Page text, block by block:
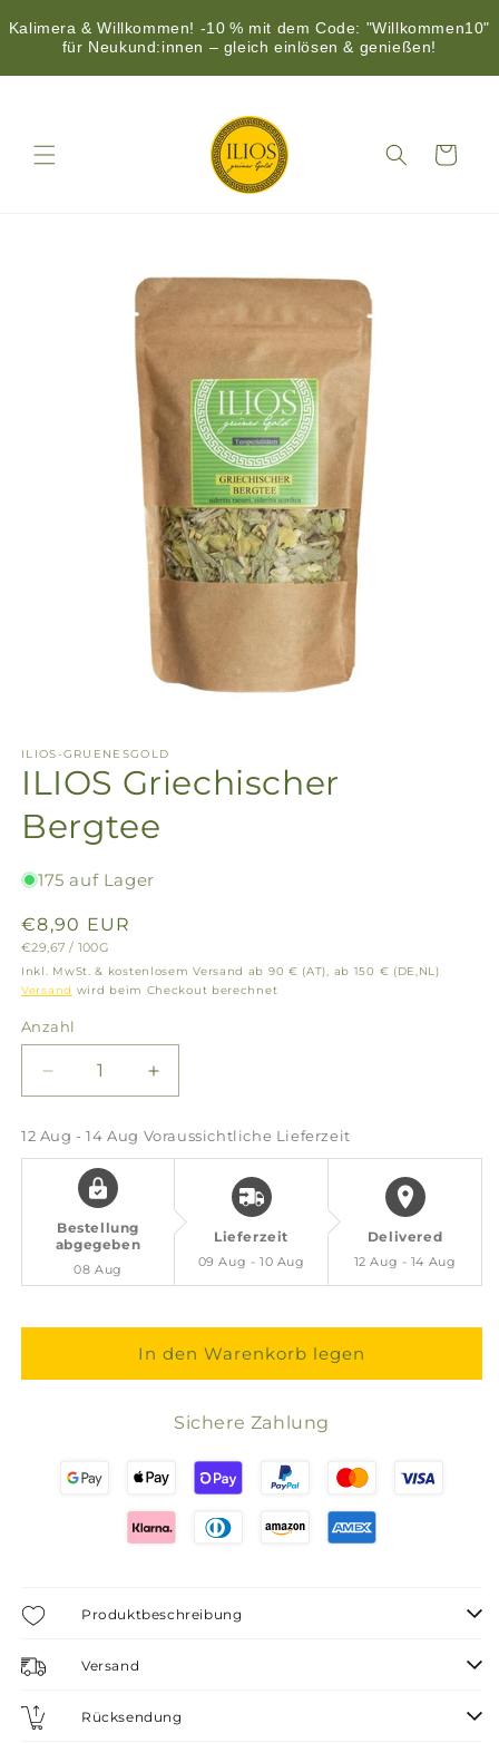
Kalimera & Willkommen! -10 % mit dem Code: "Willkommen10"
für Neukund:innen – gleich einlösen & genießen!
Inhalt
Warenkorb
ILIOS-GRUENESGOLD
ILIOS Griechischer
Bergtee
175 auf Lager
Normaler
Preis
€8,90 EUR
GRUNDPREIS
€29,67 / PRO
100G
Inkl. MwSt. & kostenlosem Versand ab 90 € (AT), ab 150 € (DE,NL)
Versand wird beim Checkout berechnet
Anzahl
Verringere
die
Menge
für
ILIOS
Griechischer
Bergtee
Erhöhe
die
Menge
Griechischer
Bergtee
12 Aug - 14 Aug Voraussichtliche Lieferzeit
Bestellung
abgegeben
08 Aug
Lieferzeit
09 Aug - 10 Aug
Delivered
12 Aug - 14 Aug
In den Warenkorb legen
Sichere Zahlung
Produktbeschreibung
Versand
Rücksendung